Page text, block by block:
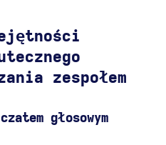
zespołem
głosowym